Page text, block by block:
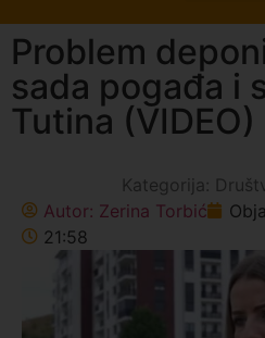
Problem
sada pogađa i
Tutina (VIDEO)
Kategorija:
Autor: Zerina Torbić
21:58